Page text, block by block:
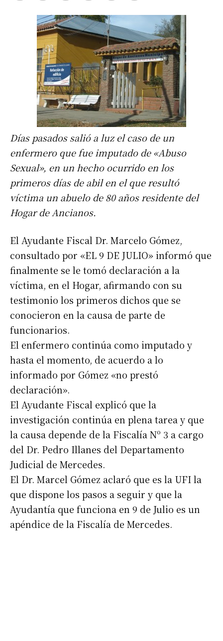
Días pasados salió a luz el caso de un
enfermero que fue imputado de «Abuso
Sexual», en un hecho ocurrido en los
primeros días de abil en el que resultó
víctima un abuelo de 80 años residente del
Hogar de Ancianos.
El Ayudante Fiscal Dr. Marcelo Gómez,
consultado por «EL 9 DE JULIO» informó que
finalmente se le tomó declaración a la
víctima, en el Hogar, afirmando con su
testimonio los primeros dichos que se
conocieron en la causa de parte de
funcionarios.
El enfermero continúa como imputado y
hasta el momento, de acuerdo a lo
informado por Gómez «no prestó
declaración».
El Ayudante Fiscal explicó que la
investigación continúa en plena tarea y que
la causa depende de la Fiscalía Nº 3 a cargo
del Dr. Pedro Illanes del Departamento
Judicial de Mercedes.
El Dr. Marcel Gómez aclaró que es la UFI la
que dispone los pasos a seguir y que la
Ayudantía que funciona en 9 de Julio es un
apéndice de la Fiscalía de Mercedes.